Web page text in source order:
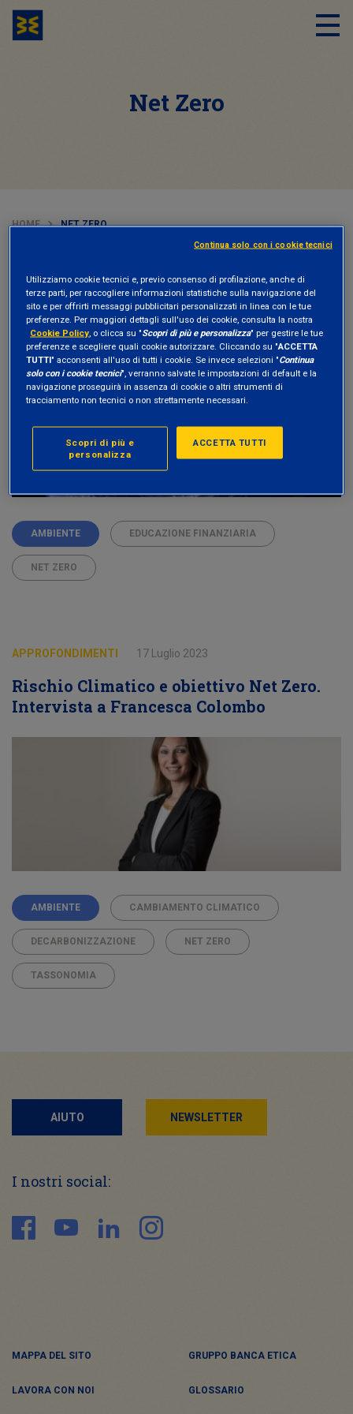
Net Zero
HOME NET ZERO
APPROFONDIMENTI 04 Agosto 2023
Net zero, come la finanza può accelerare
la transizione ecologica
AMBIENTE EDUCAZIONE FINANZIARIA
NET ZERO
APPROFONDIMENTI 17 Luglio 2023
Rischio Climatico e obiettivo Net Zero.
Intervista a Francesca Colombo
AMBIENTE CAMBIAMENTO CLIMATICO
DECARBONIZZAZIONE NET ZERO
TASSONOMIA
AIUTO NEWSLETTER
I nostri social:
MAPPA DEL SITO GRUPPO BANCA ETICA
LAVORA CON NOI GLOSSARIO
Utilizziamo cookie tecnici e, previo consenso di profilazione, anche di
terze parti, per raccogliere informazioni statistiche sulla navigazione del
sito e per offrirti messaggi pubblicitari personalizzati in linea con le tue
preferenze. Per maggiori dettagli sull'uso dei cookie, consulta la nostra
Cookie Policy, o clicca su "Scopri di più e personalizza" per gestire le tue
preferenze e scegliere quali cookie autorizzare. Cliccando su "ACCETTA
TUTTI" acconsenti all'uso di tutti i cookie. Se invece selezioni "Continua
solo con i cookie tecnici", verranno salvate le impostazioni di default e la
navigazione proseguirà in assenza di cookie o altri strumenti di
tracciamento non tecnici o non strettamente necessari.
ACCETTA TUTTI
Scopri di più e
personalizza
Continua solo con i cookie tecnici